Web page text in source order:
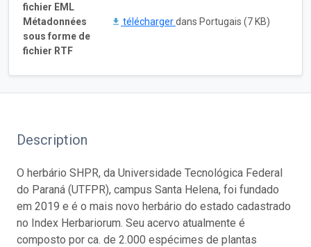
fichier EML
Métadonnées
sous forme de
fichier RTF
téléchargerdans Portugais (7 KB)
Description
O herbário SHPR, da Universidade Tecnológica Federal
do Paraná (UTFPR), campus Santa Helena, foi fundado
em 2019 e é o mais novo herbário do estado cadastrado
no Index Herbariorum. Seu acervo atualmente é
composto por ca. de 2.000 espécimes de plantas